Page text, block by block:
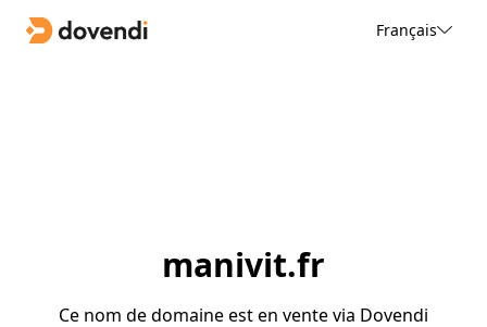
Français
manivit.fr
Ce nom de domaine est en vente via Dovendi